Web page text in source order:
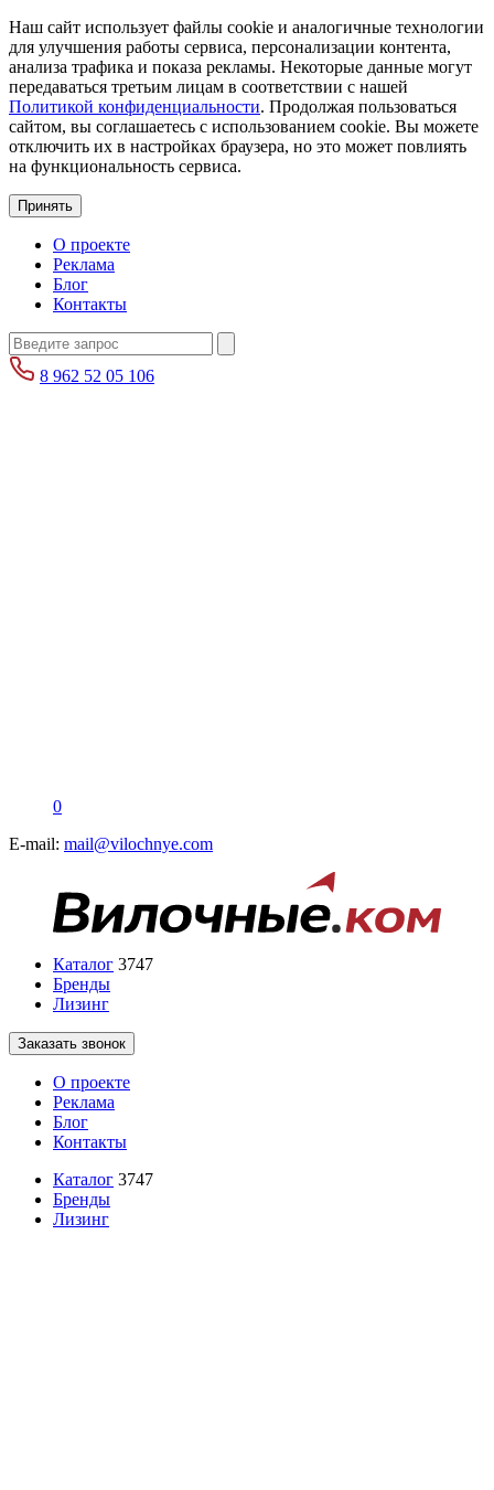
Наш сайт использует файлы cookie и аналогичные технологии
для улучшения работы сервиса, персонализации контента,
анализа трафика и показа рекламы. Некоторые данные могут
передаваться третьим лицам в соответствии с нашей
Политикой конфиденциальности. Продолжая пользоваться
сайтом, вы соглашаетесь с использованием cookie. Вы можете
отключить их в настройках браузера, но это может повлиять
на функциональность сервиса.
Принять
О проекте
Реклама
Блог
Контакты
8 962 52 05 106
0
E-mail: mail@vilochnye.com
Каталог 3747
Бренды
Лизинг
Заказать звонок
О проекте
Реклама
Блог
Контакты
Каталог 3747
Бренды
Лизинг